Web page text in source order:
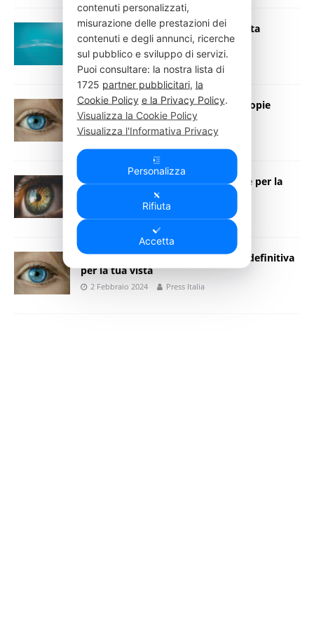
Lenti ICL: la rivoluzione per una vista
perfetta
19 Marzo 2025 Press Italia
Lenti ICL: Soluzione Efficace per Miopie
Moderate
25 Gennaio 2025 Press Italia
Lenti ICL: La Soluzione Permanente per la
Correzione della Miopia
29 Maggio 2024 Press Italia
Lenti intraoculari ICL: la soluzione definitiva
per la tua vista
2 Febbraio 2024 Press Italia
contenuti personalizzati,
misurazione delle prestazioni dei
contenuti e degli annunci, ricerche
sul pubblico e sviluppo di servizi.
Puoi consultare: la nostra lista di
1725 partner pubblicitari, la
Cookie Policy e la Privacy Policy.
Visualizza la Cookie Policy
Visualizza l'Informativa Privacy
Personalizza
Rifiuta
Accetta